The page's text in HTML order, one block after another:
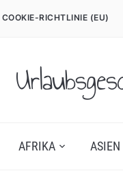
COOKIE-RICHTLINIE (EU)
AFRIKA ASIEN